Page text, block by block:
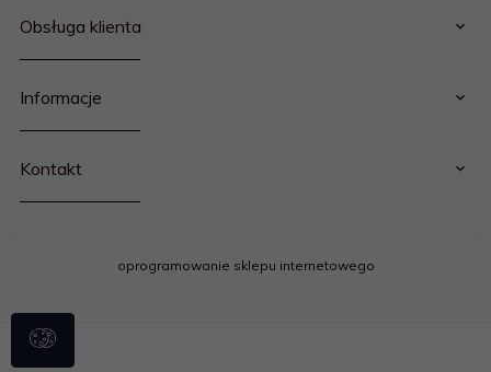
Obsługa klienta
Informacje
Kontakt
oprogramowanie sklepu internetowego